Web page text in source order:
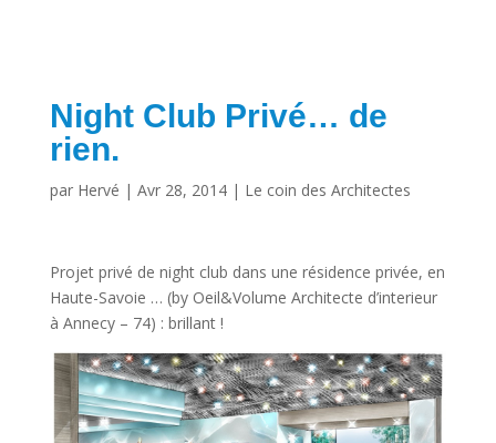
Night Club Privé… de
rien.
par Hervé | Avr 28, 2014| Le coin des Architectes
Projet privé de night club dans une résidence privée, en
Haute-Savoie … (by Oeil&Volume Architecte d’interieur
à Annecy – 74) : brillant !